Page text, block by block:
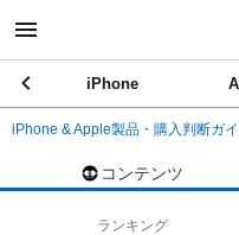
iPhone
iPhone & Apple製品・購入判断ガ
コンテンツ
ランキング